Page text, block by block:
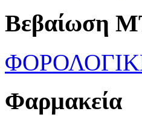
Βεβαίωση
Φαρμακεία